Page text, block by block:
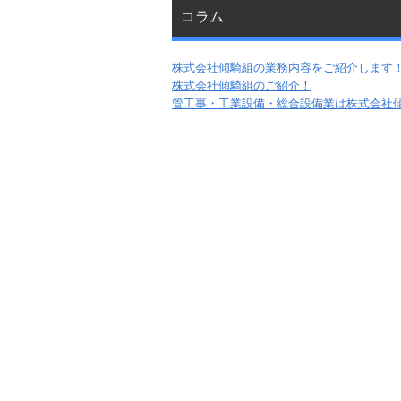
コラム
株式会社傾騎組の業務内容をご紹介します！
株式会社傾騎組のご紹介！
管工事・工業設備・総合設備業は株式会社